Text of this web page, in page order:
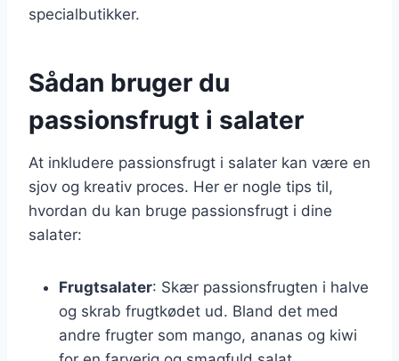
specialbutikker.
Sådan bruger du
passionsfrugt i salater
At inkludere passionsfrugt i salater kan være en
sjov og kreativ proces. Her er nogle tips til,
hvordan du kan bruge passionsfrugt i dine
salater:
Frugtsalater: Skær passionsfrugten i halve
og skrab frugtkødet ud. Bland det med
andre frugter som mango, ananas og kiwi